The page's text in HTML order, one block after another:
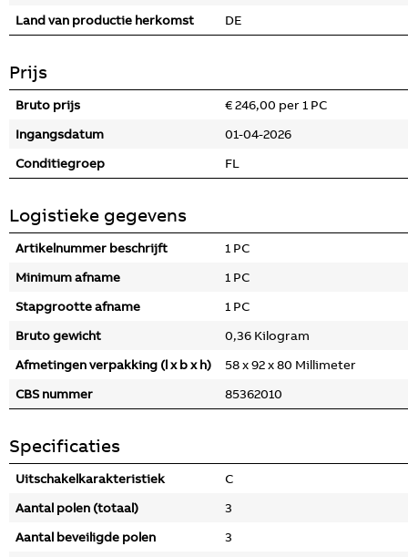
Land van productie herkomst
DE
Prijs
Bruto prijs
€ 246,00 per 1 PC
Ingangsdatum
01-04-2026
Conditiegroep
FL
Logistieke gegevens
Artikelnummer beschrijft
1 PC
Minimum afname
1 PC
Stapgrootte afname
1 PC
Bruto gewicht
0,36 Kilogram
Afmetingen verpakking (l x b x h)
58 x 92 x 80 Millimeter
CBS nummer
85362010
Specificaties
Uitschakelkarakteristiek
C
Aantal polen (totaal)
3
Aantal beveiligde polen
3